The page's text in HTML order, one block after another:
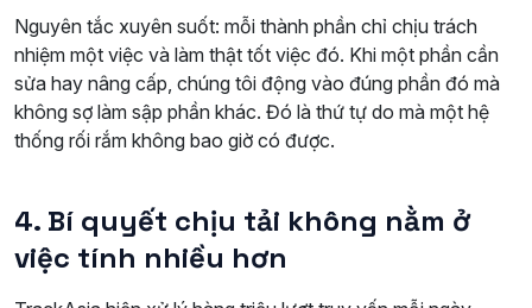
Nguyên tắc xuyên suốt: mỗi thành phần chỉ chịu trách
nhiệm một việc và làm thật tốt việc đó. Khi một phần cần
sửa hay nâng cấp, chúng tôi động vào đúng phần đó mà
không sợ làm sập phần khác. Đó là thứ tự do mà một hệ
thống rối rắm không bao giờ có được.
4. Bí quyết chịu tải không nằm ở
việc tính nhiều hơn